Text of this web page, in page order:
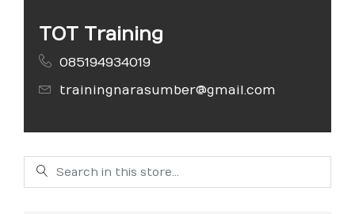
TOT Training
085194934019
trainingnarasumber@gmail.com